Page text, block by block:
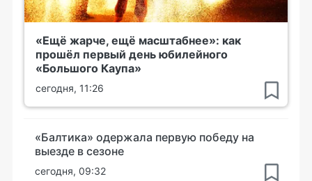
«Ещё жарче, ещё масштабнее»: как
прошёл первый день юбилейного
«Большого Каупа»
сегодня, 11:26
«Балтика» одержала первую победу на
выезде в сезоне
сегодня, 09:32